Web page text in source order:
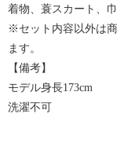
着物、蓑スカート、
※セット内容以外は
ます。
【備考】
モデル身長173cm
洗濯不可